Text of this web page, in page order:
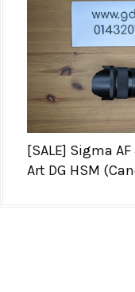
[SALE] Sigma
Art DG HSM